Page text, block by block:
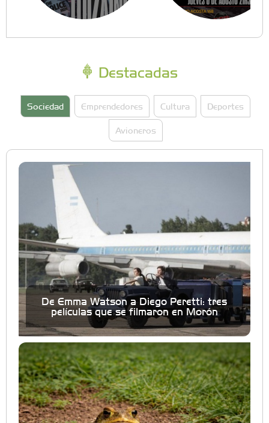
Destacadas
Sociedad Emprendedores Cultura Deportes
Avioneros
De Emma Watson a Diego Peretti: tres
películas que se filmaron en Morón